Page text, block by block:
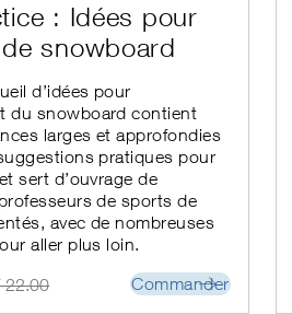
: Idées pour
snowboard
d’idées pour
du snowboard contient
larges et approfondies
pratiques pour
sert d’ouvrage de
de sports de
avec de nombreuses
aller plus loin.
22.00 Commander